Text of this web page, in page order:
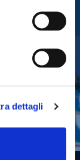
dettagli